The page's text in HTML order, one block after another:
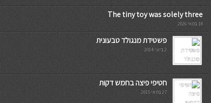
The tiny toy was solely three
18 במאי 2026
פשטידת מנגולד טבעונית
2 ביוני 2014
חטיפי פיצה בחמש דקות
27 במאי 2015